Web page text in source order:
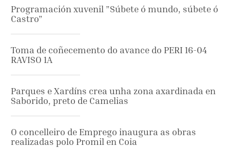
Programación xuvenil ”Súbete ó mundo, súbete ó
Castro”
Toma de coñecemento do avance do PERI 16-04
RAVISO 1A
Parques e Xardíns crea unha zona axardinada en
Saborido, preto de Camelias
O concelleiro de Emprego inaugura as obras
realizadas polo Promil en Coia